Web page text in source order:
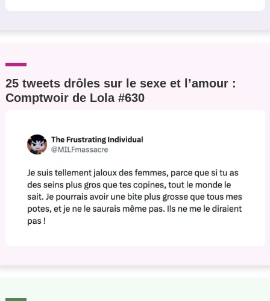
25 tweets drôles sur le sexe et l’amour :
Comptwoir de Lola #630